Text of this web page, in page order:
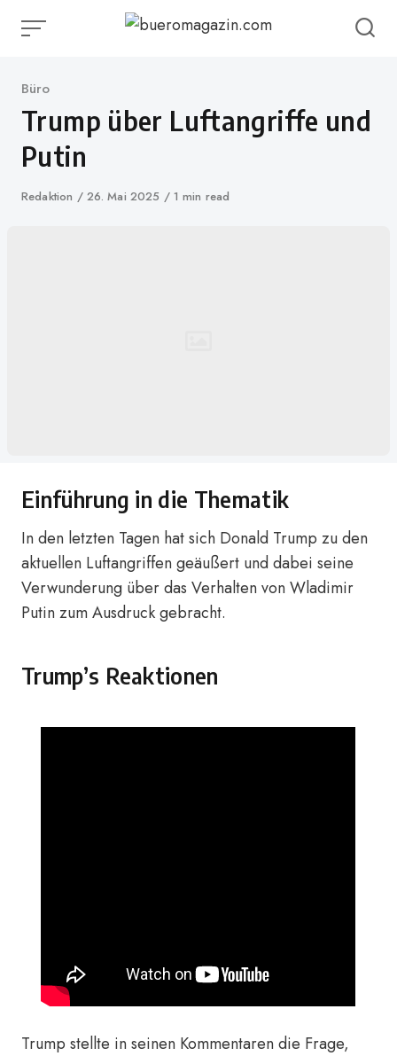
Category
Büro
Trump über Luftangriffe und
Putin
Author
Redaktion
Published
26. Mai 2025 1 min read
Einführung in die Thematik
In den letzten Tagen hat sich Donald Trump zu den
aktuellen Luftangriffen geäußert und dabei seine
Verwunderung über das Verhalten von Wladimir
Putin zum Ausdruck gebracht.
Trump’s Reaktionen
Trump stellte in seinen Kommentaren die Frage,